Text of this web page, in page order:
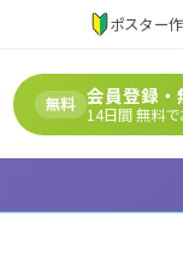
ポスター
無料 会員登録・
14日間 無料で